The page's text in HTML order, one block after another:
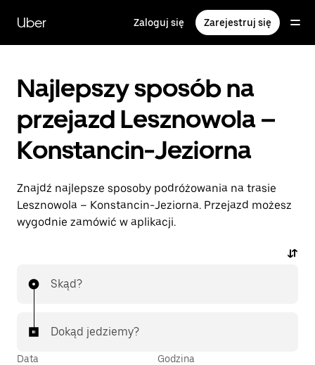
głównej
zawartości
Uber Zaloguj się Zarejestruj się
Najlepszy sposób na
przejazd Lesznowola –
Konstancin-Jeziorna
Znajdź najlepsze sposoby podróżowania na trasie
Lesznowola – Konstancin-Jeziorna. Przejazd możesz
wygodnie zamówić w aplikacji.
Skąd?
Dokąd jedziemy?
Data Godzina